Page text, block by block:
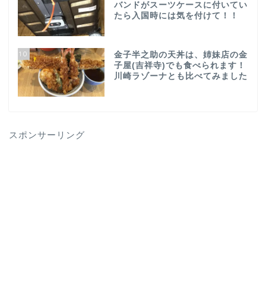
バンドがスーツケースに付いてい
たら入国時には気を付けて！！
10
金子半之助の天丼は、姉妹店の金
子屋(吉祥寺)でも食べられます！
川崎ラゾーナとも比べてみました
スポンサーリング